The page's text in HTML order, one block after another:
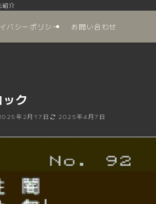
紹介
バシーポリシー お問い合わせ
ク
年2月17日 2025年4月7日